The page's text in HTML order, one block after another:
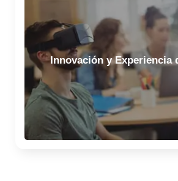
Innovación y Experiencia
Desplegamos capacidades de IA
profundamente a tus clientes,
personalización de experiencias,
e impulsando la creación de nuevas
modelos de negocio